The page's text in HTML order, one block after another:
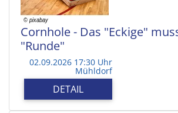
Cornhole - Das "Eckige"
"Runde"
02.09.2026 17:30 Uhr
Mühldorf
DETAIL